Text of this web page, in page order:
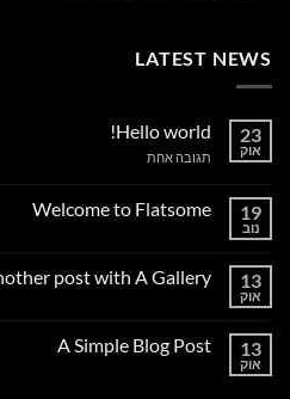
LATEST NEWS
23
אוק
Hello world!
תגובה אחתעל
19
נוב
Welcome to Flatsome
Welcome
13
אוק
post with A Gallery
Just
13
אוק
A Simple Blog Post